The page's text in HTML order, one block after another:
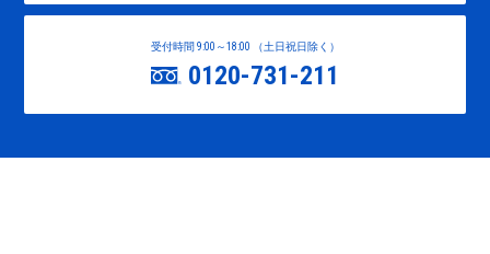
受付時間 9:00～18:00 （土日祝日除く）
0120-731-211